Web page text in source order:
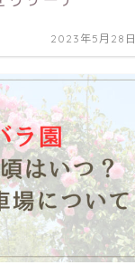
2023年5月28日